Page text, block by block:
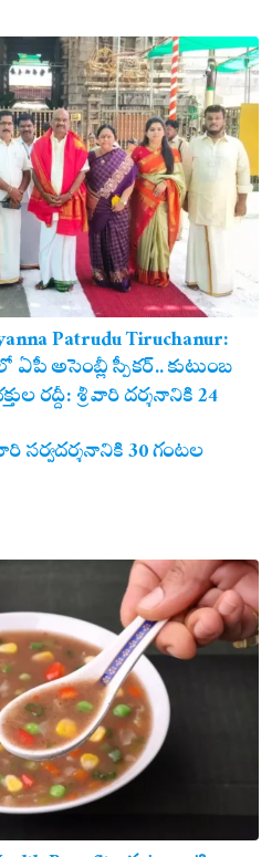
Patrudu Tiruchanur:
అసెంబ్లీ స్పీకర్.. కుటుంబ
రద్దీ: శ్రీవారి దర్శనానికి 24
సర్వదర్శనానికి 30 గంటల